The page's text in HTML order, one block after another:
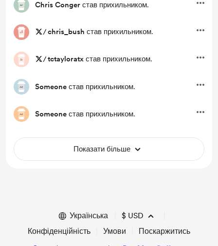
Chris Conger став прихильником.
/chris_bush став прихильником.
/tctayloratx став прихильником.
Someone став прихильником.
Someone став прихильником.
Показати більше
Українська $ USD
Конфіденційність
Умови Поскаржитись